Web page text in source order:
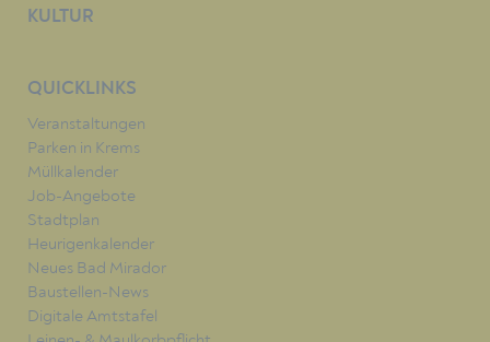
KULTUR
QUICKLINKS
Veranstaltungen
Parken in Krems
Müllkalender
Job-Angebote
Stadtplan
Heurigenkalender
Neues Bad Mirador
Baustellen-News
Digitale Amtstafel